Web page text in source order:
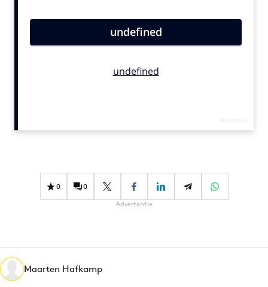
Carriere
Diversiteit
Interne communicatie
Martech
Media
0 0
Advertentie
Maarten Hafkamp